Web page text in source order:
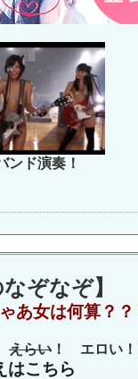
ンド演奏！
なぞなぞ】
あ女は何算？？
えらい ！ エロい！
こちら